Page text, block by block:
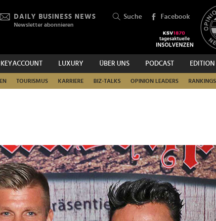
DAILY BUSINESS NEWS
Newsletter abonnieren
Suche Facebook
KEYACCOUNT LUXURY ÜBER UNS PODCAST EDITION
TOURISMUS KARRIERE BIZ-TALKS OPINION LEADERS RANKINGS
SUCHEN